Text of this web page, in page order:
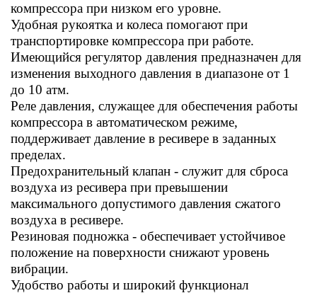
компрессора при низком его уровне.
Удобная рукоятка и колеса помогают при
транспортировке компрессора при работе.
Имеющийся регулятор давления предназначен для
изменения выходного давления в диапазоне от 1
до 10 атм.
Реле давления, служащее для обеспечения работы
компрессора в автоматическом режиме,
поддерживает давление в ресивере в заданных
пределах.
Предохранительный клапан - служит для сброса
воздуха из ресивера при превышении
максимального допустимого давления сжатого
воздуха в ресивере.
Резиновая подножка - обеспечивает устойчивое
положение на поверхности снижают уровень
вибрации.
Удобство работы и широкий функционал